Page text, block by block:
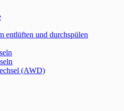
entlüften und durchspülen
(AWD)